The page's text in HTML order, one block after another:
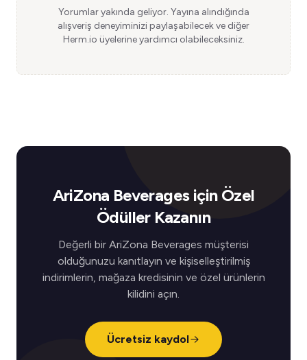
Yorumlar yakında geliyor. Yayına alındığında
alışveriş deneyiminizi paylaşabilecek ve diğer
Herm.io üyelerine yardımcı olabileceksiniz.
AriZona Beverages için Özel
Ödüller Kazanın
Değerli bir AriZona Beverages müşterisi
olduğunuzu kanıtlayın ve kişiselleştirilmiş
indirimlerin, mağaza kredisinin ve özel ürünlerin
kilidini açın.
Ücretsiz kaydol